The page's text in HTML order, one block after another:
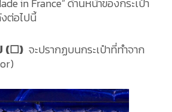
in France” ด้านหน้าของกระเป๋า
ต่อไปนี้
(☐) จะปรากฏบนกระเป๋าที่ทำจาก